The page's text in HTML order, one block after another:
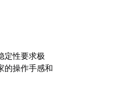
定性要求极
的操作手感和